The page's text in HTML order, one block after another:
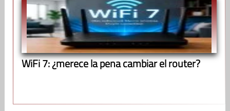
WiFi 7: ¿merece la pena cambiar el router?